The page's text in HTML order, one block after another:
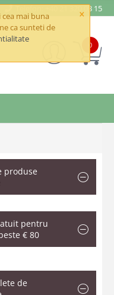
×
mai buna
ca sunteti de
Telefon: +40 21 320 03 15
0
produse
pentru
€ 80
de